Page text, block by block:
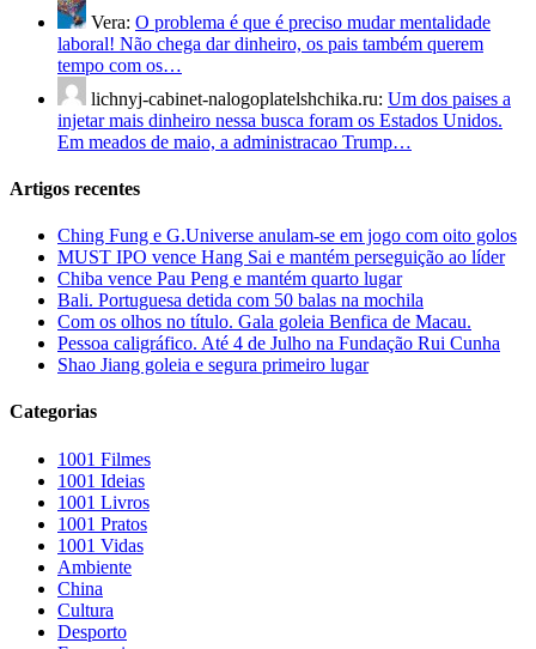
Vera: O problema é que é preciso mudar mentalidade
laboral! Não chega dar dinheiro, os pais também querem
tempo com os…
lichnyj-cabinet-nalogoplatelshchika.ru: Um dos paises a
injetar mais dinheiro nessa busca foram os Estados Unidos.
Em meados de maio, a administracao Trump…
Artigos recentes
Ching Fung e G.Universe anulam-se em jogo com oito golos
MUST IPO vence Hang Sai e mantém perseguição ao líder
Chiba vence Pau Peng e mantém quarto lugar
Bali. Portuguesa detida com 50 balas na mochila
Com os olhos no título. Gala goleia Benfica de Macau.
Pessoa caligráfico. Até 4 de Julho na Fundação Rui Cunha
Shao Jiang goleia e segura primeiro lugar
Categorias
1001 Filmes
1001 Ideias
1001 Livros
1001 Pratos
1001 Vidas
Ambiente
China
Cultura
Desporto